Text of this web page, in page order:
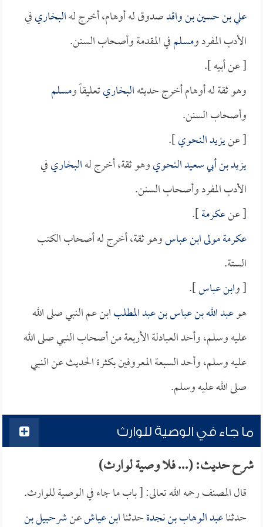
علي بن حسين بن واقدصدوق له أوهام، أخرج لهالبخاريفي
الأدب المفرد ومسلمفي المقدمة وأصحاب السنن.
[ عن أبيه ].
وهو ثقة له أوهام أخرج حديثهالبخاريتعليقاً ومسلم
وأصحاب السنن.
[ عنيزيد النحوي].
يزيد بن أبي سعيد النحويوهو ثقة، أخرج لهالبخاريفي
الأدب المفرد وأصحاب السنن.
[ عنعكرمة].
عكرمة مولى ابن عباسوهو ثقة، أخرج له أصحاب الكتب
الستة.
[ وابن عباس].
هوعبد الله بن عباس بن عبد المطلبابن عم النبي صلى الله
عليه وسلم، وأحد العبادلة الأربعة من أصحاب النبي صلى الله
عليه وسلم، وأحد السبعة المعروفين بكثرة الحديث عن النبي
صلى الله عليه وسلم.
ما جاء في الوصية للوارث
شرح حديث: (... فلا وصية لوارث)
قال المصنف رحمه الله تعالى: [ باب ما جاء في الوصية للوارث.
حدثناعبد الوهاب بن نجدةحدثناابن عياشعنشرحبيل بن